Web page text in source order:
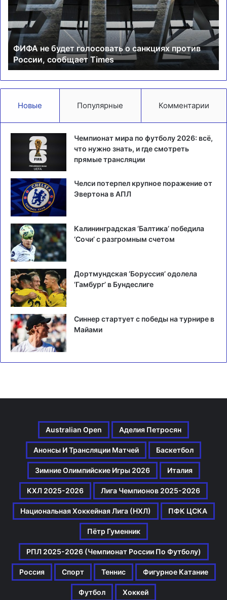
против
России,
сообщает
Times
ФИФА не будет голосовать о санкциях против
России, сообщает Times
Новые Популярные Комментарии
Чемпионат мира по футболу 2026: всё,
что нужно знать, и где смотреть
прямые трансляции
Челси потерпел крупное поражение от
Эвертона в АПЛ
Калининградская ‘Балтика’ победила
‘Сочи’ с разгромным счетом
Дортмундская ‘Боруссия’ одолела
‘Гамбург’ в Бундеслиге
Синнер стартует с победы на турнире в
Майами
Australian Open Аделия Петросян
Анонсы И Трансляции Матчей Баскетбол
Зимние Олимпийские Игры 2026 Италия
КХЛ 2025-2026 Лига Чемпионов 2025-2026
Национальная Хоккейная Лига (НХЛ) ПФК ЦСКА
Пётр Гуменник
РПЛ 2025-2026 (Чемпионат России По Футболу)
Россия Спорт Теннис Фигурное Катание
Футбол Хоккей